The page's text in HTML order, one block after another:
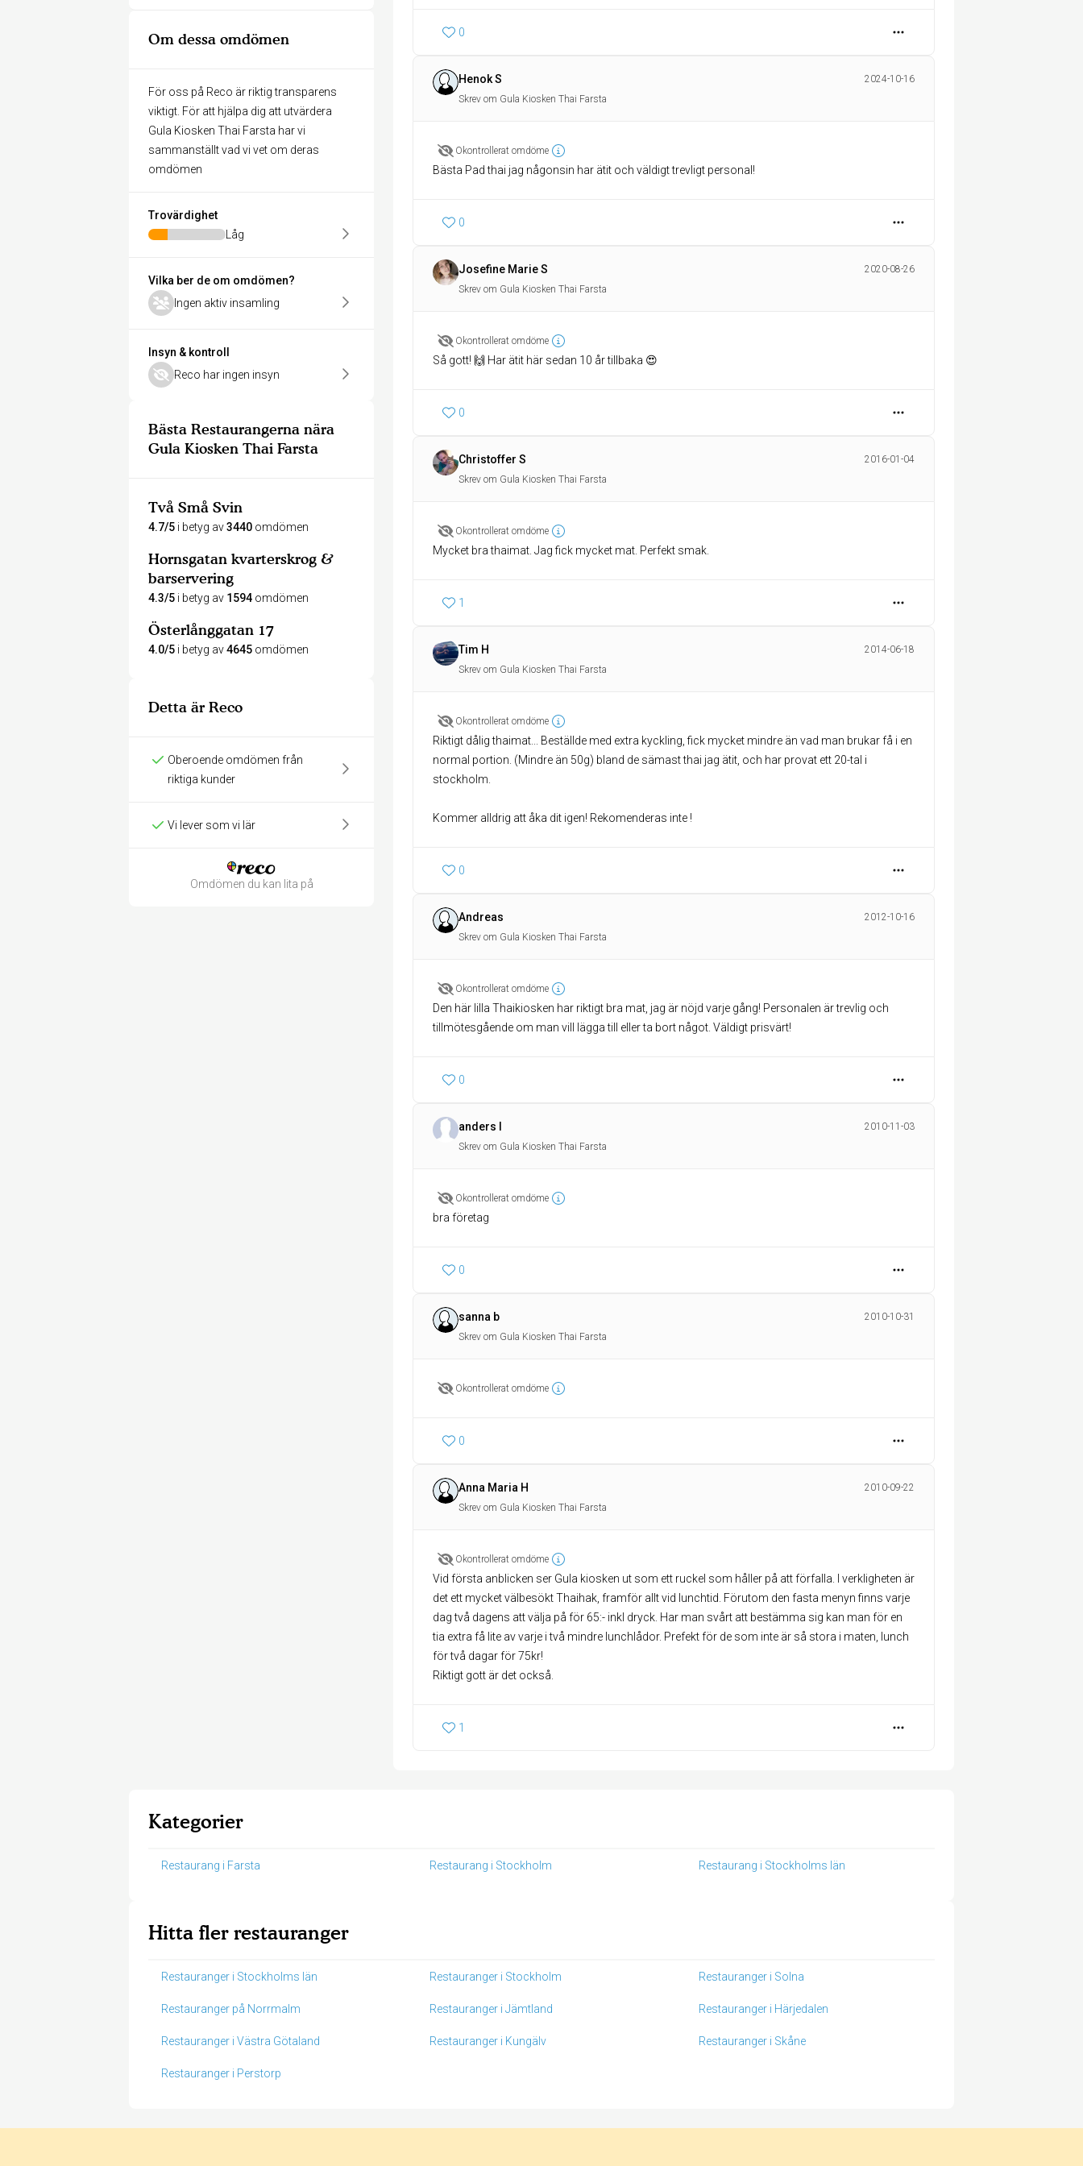
Om dessa omdömen
För oss på Reco är riktig transparens
viktigt. För att hjälpa dig att utvärdera
Gula Kiosken Thai Farsta har vi
sammanställt vad vi vet om deras
omdömen
Trovärdighet
Låg
Vilka ber de om omdömen?
Ingen aktiv insamling
Insyn & kontroll
Reco har ingen insyn
Bästa Restaurangerna nära
Gula Kiosken Thai Farsta
Två Små Svin
4.7/5 i betyg av3440 omdömen
Hornsgatan kvarterskrog &
barservering
4.3/5 i betyg av 1594 omdömen
Österlånggatan 17
4.0/5 i betyg av4645 omdömen
Detta är Reco
Oberoende omdömen från
riktiga kunder
Vi lever som vi lär
Omdömen du kan lita på
0
Henok S
2024-10-16
Skrev om Gula Kiosken Thai Farsta
Okontrollerat omdöme
Bästa Pad thai jag någonsin har ätit och väldigt trevligt personal!
0
Josefine Marie S
2020-08-26
Skrev om Gula Kiosken Thai Farsta
Okontrollerat omdöme
Så gott! 🙌 Har ätit här sedan 10 år tillbaka 😍
0
Christoffer S
2016-01-04
Skrev om Gula Kiosken Thai Farsta
Okontrollerat omdöme
Mycket bra thaimat. Jag fick mycket mat. Perfekt smak.
1
Tim H
2014-06-18
Skrev om Gula Kiosken Thai Farsta
Okontrollerat omdöme
Riktigt dålig thaimat... Beställde med extra kyckling, fick mycket mindre än vad man brukar få i en
normal portion. (Mindre än 50g) bland de sämast thai jag ätit, och har provat ett 20-tal i
stockholm.
Kommer alldrig att åka dit igen! Rekomenderas inte !
0
Andreas
2012-10-16
Skrev om Gula Kiosken Thai Farsta
Okontrollerat omdöme
Den här lilla Thaikiosken har riktigt bra mat, jag är nöjd varje gång! Personalen är trevlig och
tillmötesgående om man vill lägga till eller ta bort något. Väldigt prisvärt!
0
anders l
2010-11-03
Skrev om Gula Kiosken Thai Farsta
Okontrollerat omdöme
bra företag
0
sanna b
2010-10-31
Skrev om Gula Kiosken Thai Farsta
Okontrollerat omdöme
0
Anna Maria H
2010-09-22
Skrev om Gula Kiosken Thai Farsta
Okontrollerat omdöme
Vid första anblicken ser Gula kiosken ut som ett ruckel som håller på att förfalla. I verkligheten är
det ett mycket välbesökt Thaihak, framför allt vid lunchtid. Förutom den fasta menyn finns varje
dag två dagens att välja på för 65:- inkl dryck. Har man svårt att bestämma sig kan man för en
tia extra få lite av varje i två mindre lunchlådor. Prefekt för de som inte är så stora i maten, lunch
för två dagar för 75kr!
Riktigt gott är det också.
1
Kategorier
Restaurang i Farsta Restaurang i Stockholm Restaurang i Stockholms län
Hitta fler restauranger
Restauranger i Stockholms län Restauranger i Stockholm Restauranger i Solna
Restauranger på Norrmalm Restauranger i Jämtland Restauranger i Härjedalen
Restauranger i Västra Götaland Restauranger i Kungälv Restauranger i Skåne
Restauranger i Perstorp